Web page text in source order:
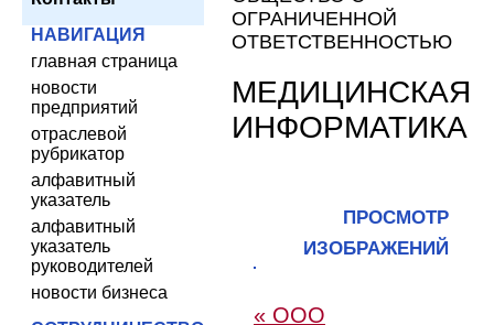
НАВИГАЦИЯ
главная страница
новости
предприятий
отраслевой
рубрикатор
алфавитный
указатель
алфавитный
указатель
руководителей
новости бизнеса
ОГРАНИЧЕННОЙ
ОТВЕТСТВЕННОСТЬЮ
МЕДИЦИНСКАЯ
ИНФОРМАТИКА
ПРОСМОТР
ИЗОБРАЖЕНИЙ
« ООО